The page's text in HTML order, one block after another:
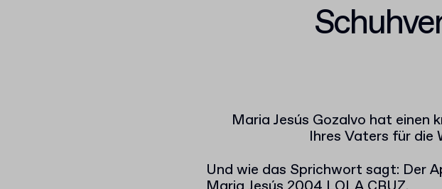
Maria Jesús Gozalvo hat einen
Ihres Vaters für die
Und wie das Sprichwort sagt: Der